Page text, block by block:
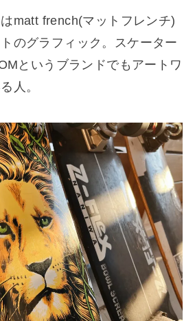
matt french(マットフレンチ)
のグラフィック。スケーター
というブランドでもアートワ
人。